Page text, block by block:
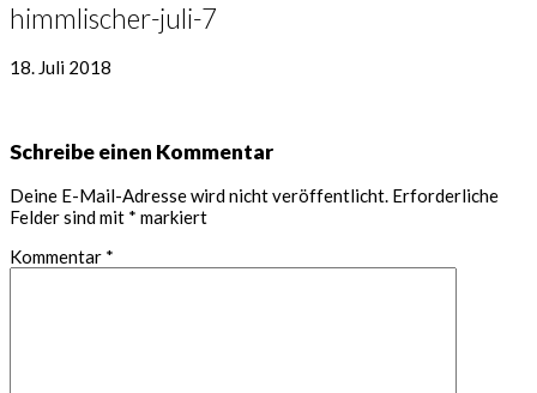
himmlischer-juli-7
18. Juli 2018
Leser-
Interaktionen
Schreibe einen Kommentar
Deine E-Mail-Adresse wird nicht veröffentlicht. Erforderliche
Felder sind mit * markiert
Kommentar *